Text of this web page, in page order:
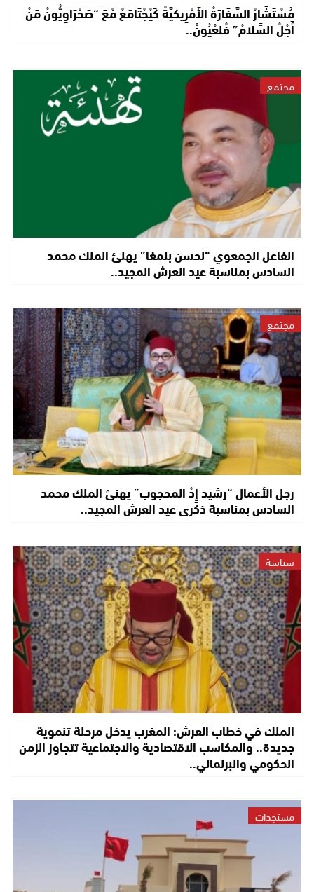
مُسْتَشَارْ السَّفَارَةْ الأَمْرِيكِيَّةْ كَيْجْتَامَعْ مْعَ “صَحْرَاوِيُّونْ مَنْ
أَجْلْ السَّلَامْ” فْلعْيُونْ..
مجتمع
الفاعل الجمعوي “لحسن بنمغا” يهنئ الملك محمد
السادس بمناسبة عيد العرش المجيد..
مجتمع
رجل الأعمال “رشيد إِدْ المحجوب” يهنئ الملك محمد
السادس بمناسبة ذكرى عيد العرش المجيد..
سياسة
الملك في خطاب العرش: المغرب يدخل مرحلة تنموية
جديدة.. والمكاسب الاقتصادية والاجتماعية تتجاوز الزمن
الحكومي والبرلماني..
مستجدات